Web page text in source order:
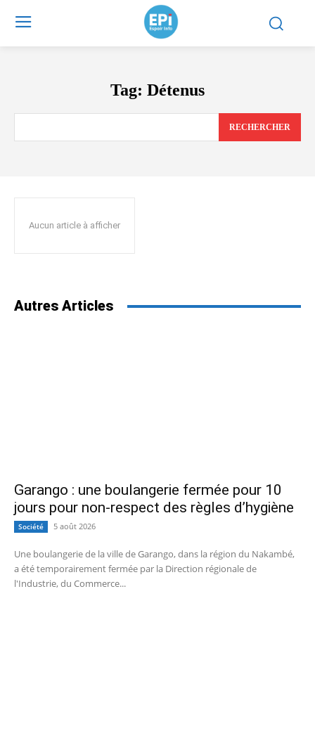
Tag: Détenus
RECHERCHER
Aucun article à afficher
Autres Articles
Garango : une boulangerie fermée pour 10
jours pour non-respect des règles d’hygiène
Société 5 août 2026
Une boulangerie de la ville de Garango, dans la région du Nakambé,
a été temporairement fermée par la Direction régionale de
l'Industrie, du Commerce...